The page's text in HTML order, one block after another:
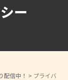
ー
信中！ > プライバ